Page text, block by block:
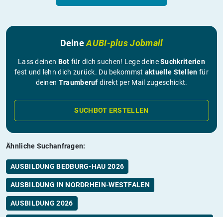
DeineAUBI-plus Jobmail
Lass deinen Bot für dich suchen! Lege deineSuchkriterien
fest und lehn dich zurück. Du bekommst aktuelle Stellen für
deinen Traumberuf direkt per Mail zugeschickt.
SUCHBOT ERSTELLEN
Ähnliche Suchanfragen:
AUSBILDUNG BEDBURG-HAU 2026
AUSBILDUNG IN NORDRHEIN-WESTFALEN
AUSBILDUNG 2026